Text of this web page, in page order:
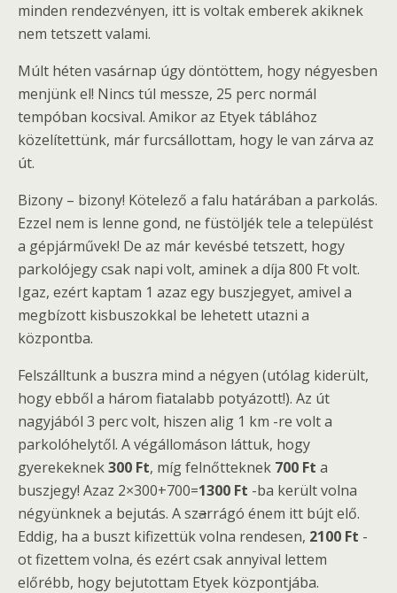
minden rendezvényen, itt is voltak emberek akiknek
nem tetszett valami.
Múlt héten vasárnap úgy döntöttem, hogy négyesben
menjünk el! Nincs túl messze, 25 perc normál
tempóban kocsival. Amikor az Etyek táblához
közelítettünk, már furcsállottam, hogy le van zárva az
út.
Bizony – bizony! Kötelező a falu határában a parkolás.
Ezzel nem is lenne gond, ne füstöljék tele a települést
a gépjárművek! De az már kevésbé tetszett, hogy
parkolójegy csak napi volt, aminek a díja 800 Ft volt.
Igaz, ezért kaptam 1 azaz egy buszjegyet, amivel a
megbízott kisbuszokkal be lehetett utazni a
központba.
Felszálltunk a buszra mind a négyen (utólag kiderült,
hogy ebből a három fiatalabb potyázott!). Az út
nagyjából 3 perc volt, hiszen alig 1 km -re volt a
parkolóhelytől. A végállomáson láttuk, hogy
gyerekeknek300 Ft, míg felnőtteknek 700 Ft a
buszjegy! Azaz 2×300+700=1300 Ft -ba került volna
négyünknek a bejutás. A szarrágó énem itt bújt elő.
Eddig, ha a buszt kifizettük volna rendesen, 2100 Ft -
ot fizettem volna, és ezért csak annyival lettem
előrébb, hogy bejutottam Etyek központjába.